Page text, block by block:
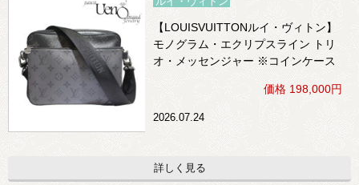
【LOUISVUITTONルイ・ヴィトン】
モノグラム・エクリプスライン トリ
オ・メッセンジャー ※コインケース
欠品
価格 198,000円
2026.07.24
詳しく見る